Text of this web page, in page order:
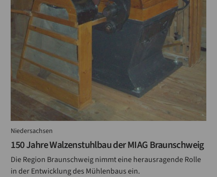
Niedersachsen
150 Jahre Walzenstuhlbau der MIAG Braunschweig
Die Region Braunschweig nimmt eine herausragende Rolle
in der Entwicklung des Mühlenbaus ein.